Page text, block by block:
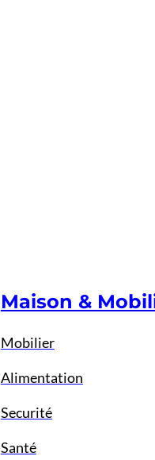
Maison &
Mobilier
Alimentation
Securité
Santé